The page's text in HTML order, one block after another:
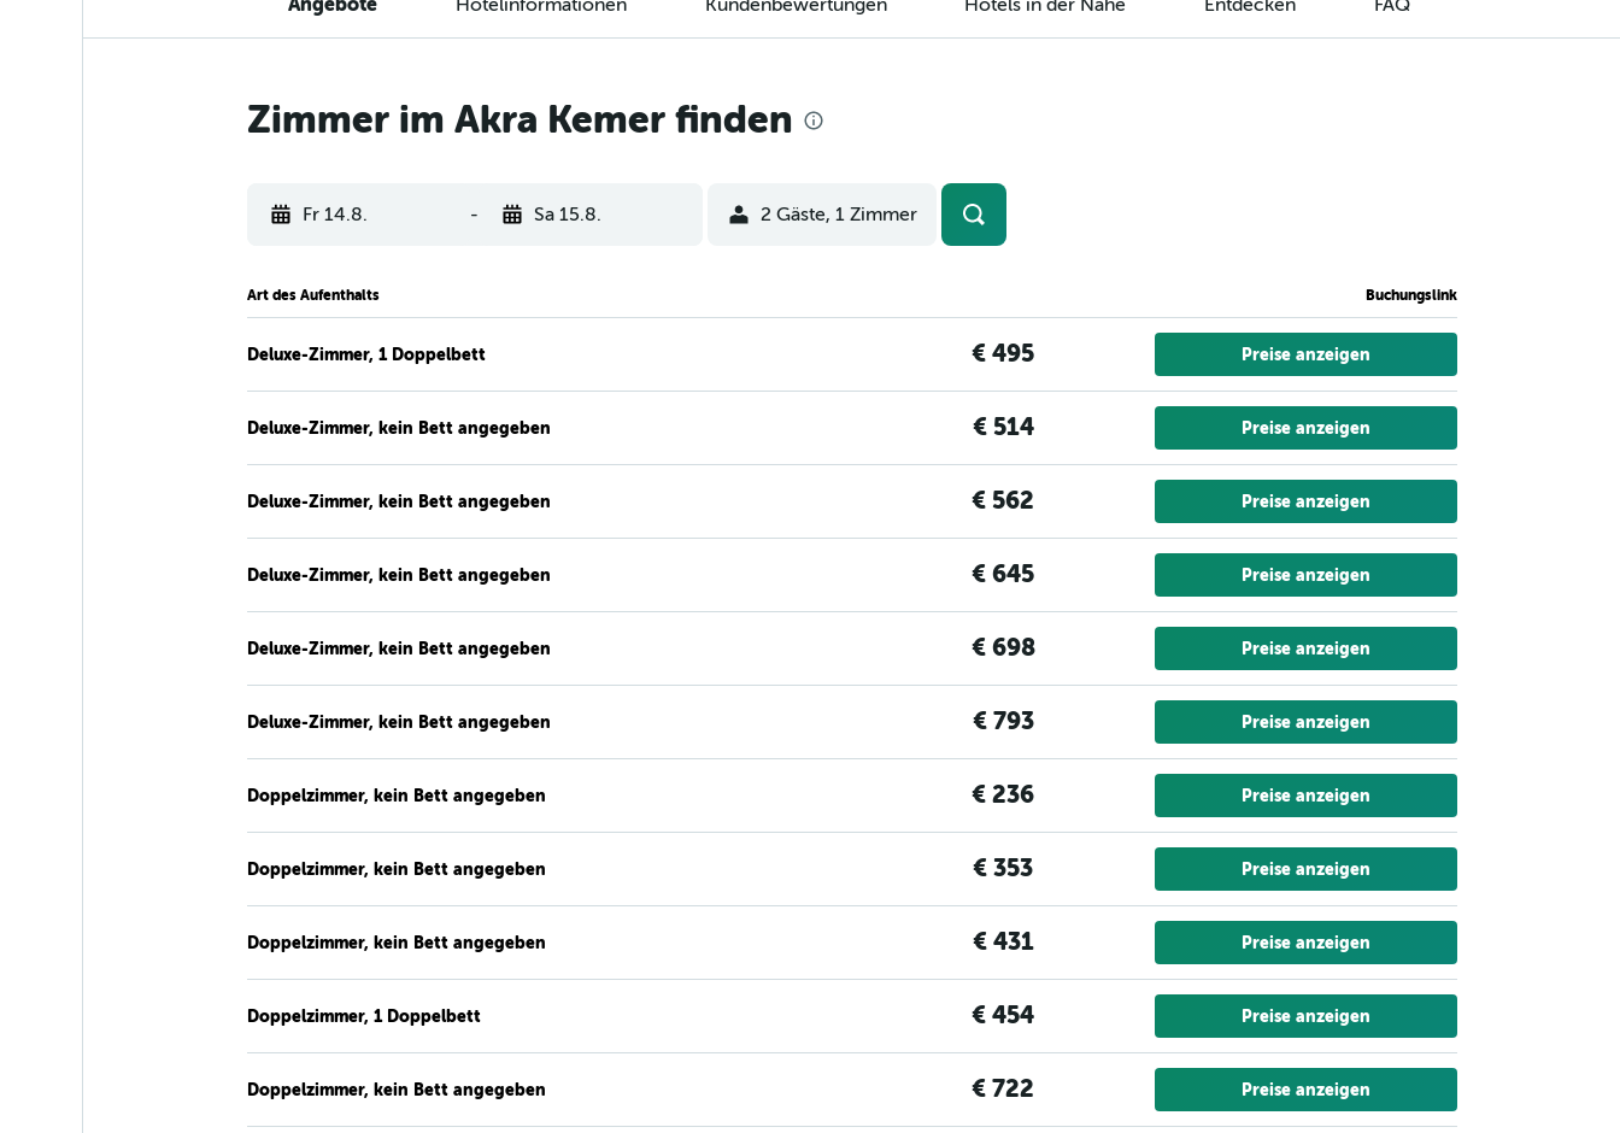
Zimmer im Akra Kemer finden
Fr 14.8. - Sa 15.8. 2 Gäste, 1 Zimmer
Art des Aufenthalts Buchungslink
Deluxe-Zimmer, 1 Doppelbett € 495 Preise anzeigen
Deluxe-Zimmer, kein Bett angegeben € 514 Preise anzeigen
Deluxe-Zimmer, kein Bett angegeben € 562 Preise anzeigen
Deluxe-Zimmer, kein Bett angegeben € 645 Preise anzeigen
Deluxe-Zimmer, kein Bett angegeben € 698 Preise anzeigen
Deluxe-Zimmer, kein Bett angegeben € 793 Preise anzeigen
Doppelzimmer, kein Bett angegeben € 236 Preise anzeigen
Doppelzimmer, kein Bett angegeben € 353 Preise anzeigen
Doppelzimmer, kein Bett angegeben € 431 Preise anzeigen
Doppelzimmer, 1 Doppelbett € 454 Preise anzeigen
Doppelzimmer, kein Bett angegeben € 722 Preise anzeigen